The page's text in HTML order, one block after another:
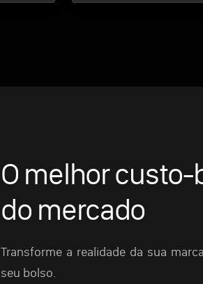
O melhor
do mercado
Transforme a realidade da sua
seu bolso.